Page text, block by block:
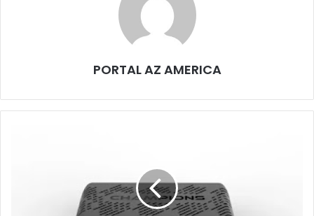
PORTAL AZ AMERICA